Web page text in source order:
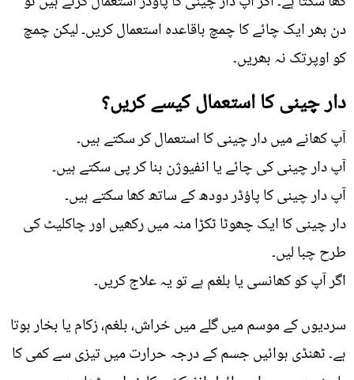
دن بھر ایک چائے کا چمچ باقاعدہ استعمال کریں۔ لیکن چمچ
کو اوپرتک نہ بھریں۔
دار چینی کا استعمال کیسے کریں؟
آپ کھانے میں دار چینی کا استعمال کر سکتے ہیں۔
آپ دار چینی کی چائے یا انفیوژن بنا کر پی سکتے ہیں۔
آپ دار چینی کا پاؤڈر دودھ کے ساتھ کھا سکتے ہیں۔
دار چینی کا ایک چھوٹا ٹکڑا منہ میں رکھیں اور چاکلیٹ کی
طرح چبا لیں۔
اگر آپ کو کھانسی یا بلغم ہے تو یہ علاج کریں۔
سردیوں کے موسم میں گلے میں خراش، بلغم، زکام یا بخار ہوتا
ہے۔ ٹھنڈی ہوائیں جسم کے درجہ حرارت میں تیزی سے کمی کا